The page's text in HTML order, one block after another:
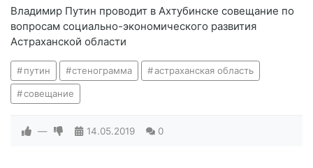
Владимир Путин проводит в Ахтубинске совещание по
вопросам социально-экономического развития
Астраханской области
путин стенограмма астраханская область
совещание
— 14.05.2019 0